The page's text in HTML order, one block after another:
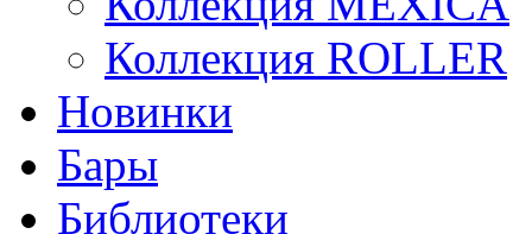
Коллекция ROLLER
Новинки
Бары
Библиотеки